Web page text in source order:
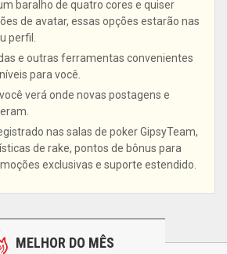
baralho de quatro cores e quiser
de avatar, essas opções estarão nas
perfil.
e outras ferramentas convenientes
para você.
verá onde novas postagens e
nas salas de poker GipsyTeam,
de rake, pontos de bônus para
exclusivas e suporte estendido.
MELHOR DO MÊS